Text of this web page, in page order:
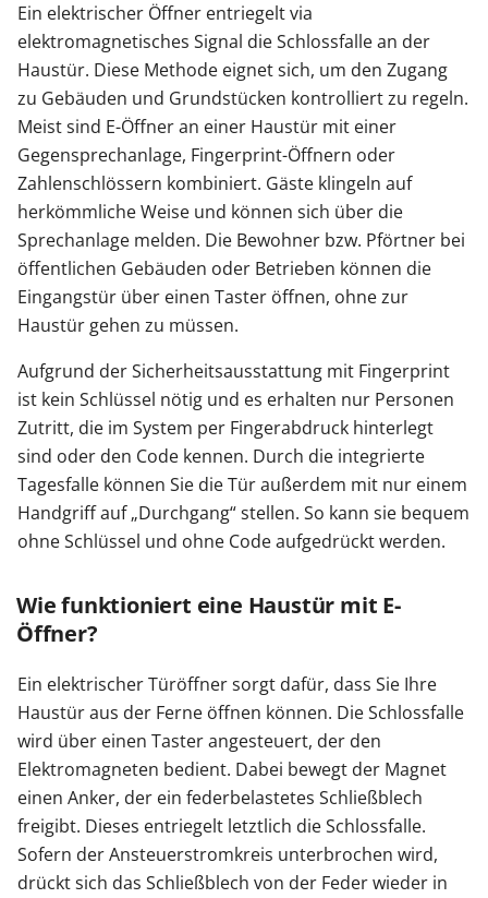
Carports
Anmelden / Registrieren
Kontakt / Hilfe
Ein elektrischer Öffner entriegelt via
elektromagnetisches Signal die Schlossfalle an der
Haustür. Diese Methode eignet sich, um den Zugang
zu Gebäuden und Grundstücken kontrolliert zu regeln.
Meist sind E-Öffner an einer Haustür mit einer
Gegensprechanlage, Fingerprint-Öffnern oder
Zahlenschlössern kombiniert. Gäste klingeln auf
herkömmliche Weise und können sich über die
Sprechanlage melden. Die Bewohner bzw. Pförtner bei
öffentlichen Gebäuden oder Betrieben können die
Eingangstür über einen Taster öffnen, ohne zur
Haustür gehen zu müssen.
Aufgrund der Sicherheitsausstattung mit Fingerprint
ist kein Schlüssel nötig und es erhalten nur Personen
Zutritt, die im System per Fingerabdruck hinterlegt
sind oder den Code kennen. Durch die integrierte
Tagesfalle können Sie die Tür außerdem mit nur einem
Handgriff auf „Durchgang“ stellen. So kann sie bequem
ohne Schlüssel und ohne Code aufgedrückt werden.
Wie funktioniert eine Haustür mit E-
Öffner?
Ein elektrischer Türöffner sorgt dafür, dass Sie Ihre
Haustür aus der Ferne öffnen können. Die Schlossfalle
wird über einen Taster angesteuert, der den
Elektromagneten bedient. Dabei bewegt der Magnet
einen Anker, der ein federbelastetes Schließblech
freigibt. Dieses entriegelt letztlich die Schlossfalle.
Sofern der Ansteuerstromkreis unterbrochen wird,
drückt sich das Schließblech von der Feder wieder in